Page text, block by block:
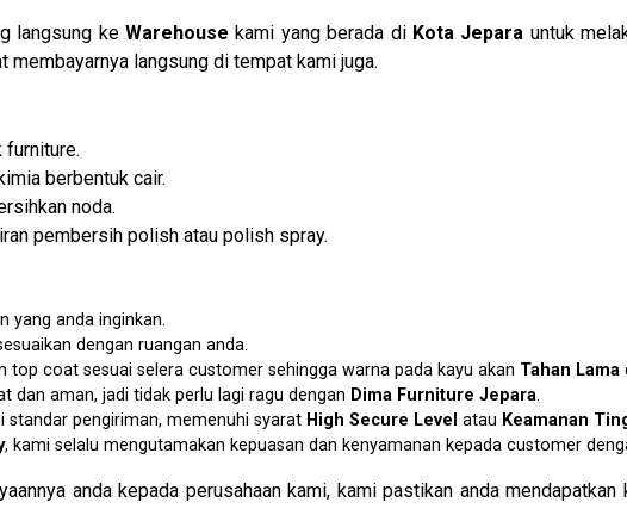
langsung keWarehouse kami yang berada di Kota Jepara untuk
membayarnya langsung di tempat kami juga.
furniture.
berbentuk cair.
noda.
pembersih polish atau polish spray.
yang anda inginkan.
dengan ruangan anda.
top coat sesuai selera customer sehingga warna pada kayu akan Tahan Lama
dan aman, jadi tidak perlu lagi ragu dengan Dima Furniture Jepara.
pengiriman, memenuhi syarat High Secure Level atau Keamanan
, kami selalu mengutamakan kepuasan dan kenyamanan kepada customer
anda kepada perusahaan kami, kami pastikan anda